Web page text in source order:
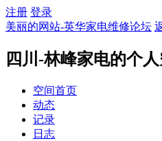
注册 登录
美丽的网站-英华家电维修论坛
四川-林峰家电的个人
空间首页
动态
记录
日志